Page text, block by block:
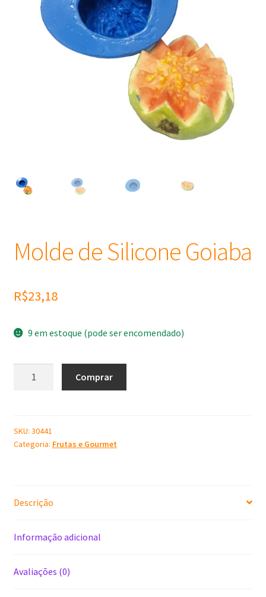
Óleos
Molde de Silicone Goiaba
R$23,18
9 em estoque (pode ser encomendado)
quantidade
Comprar
SKU: 30441
Categoria: Frutas e Gourmet
Descrição
Informação adicional
Avaliações (0)